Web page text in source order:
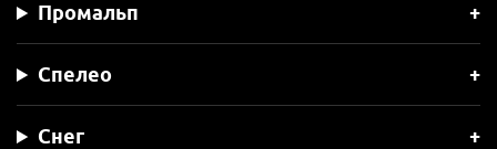
Промальп
Спелео
Снег